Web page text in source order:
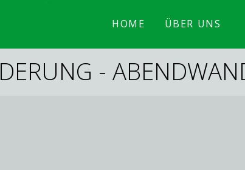
HOME ÜBER UNS
-